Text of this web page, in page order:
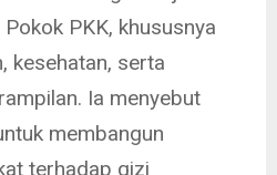
PKK, khususnya
kesehatan, serta
Ia menyebut
membangun
terhadap gizi